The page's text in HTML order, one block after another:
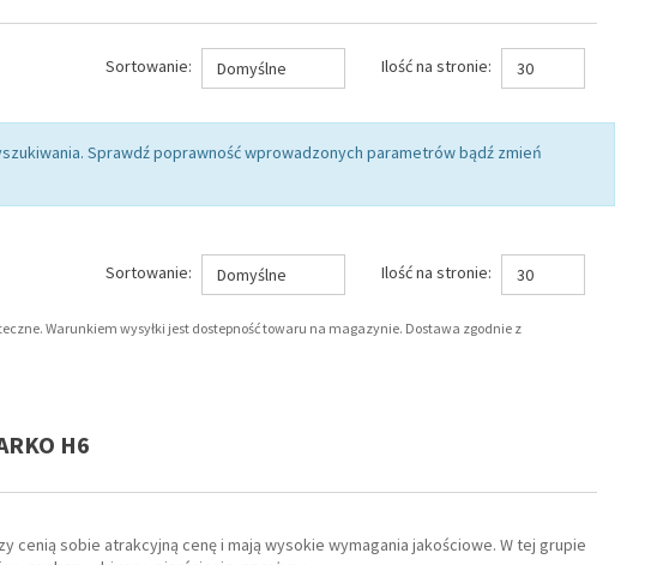
Sortowanie: Domyślne Ilość na stronie: 30
Sprawdź poprawność wprowadzonych parametrów bądź zmień
Sortowanie: Domyślne Ilość na stronie: 30
Warunkiem wysyłki jest dostepność towaru na magazynie. Dostawa zgodnie z
H6
sobie atrakcyjną cenę i mają wysokie wymagania jakościowe. W tej grupie